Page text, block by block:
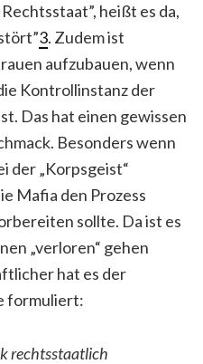
heißt es da,
3. Zudem ist
aufzubauen, wenn
Kontrollinstanz der
Das hat einen gewissen
Besonders wenn
der „Korpsgeist“
Mafia den Prozess
sollte. Da ist es
„verloren“ gehen
hat es der
formuliert:
rechtsstaatlich